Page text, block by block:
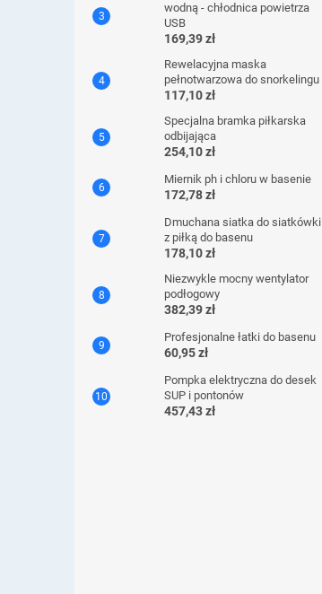
wodną - chłodnica powietrza
USB
169,39 zł
Rewelacyjna maska ​​
pełnotwarzowa do snorkelingu
117,10 zł
Specjalna bramka piłkarska
odbijająca
254,10 zł
Miernik ph i chloru w basenie
172,78 zł
Dmuchana siatka do siatkówki
z piłką do basenu
178,10 zł
Niezwykle mocny wentylator
podłogowy
382,39 zł
Profesjonalne łatki do basenu
60,95 zł
Pompka elektryczna do desek
SUP i pontonów
457,43 zł